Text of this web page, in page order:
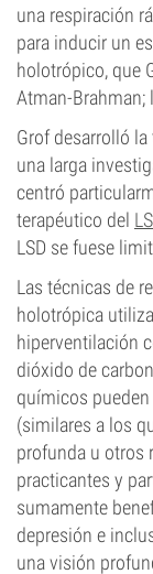
una respiración
para inducir un
holotrópico, que
Atman-Brahman;
Grof desarrolló
una larga
centró
terapéutico del
LSD se fuese
Las técnicas de
holotrópica
hiperventilación
dióxido de
químicos
(similares a los
profunda u otros
practicantes y
sumamente
depresión e
una visión